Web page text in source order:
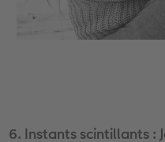
6. Instants scintillants :